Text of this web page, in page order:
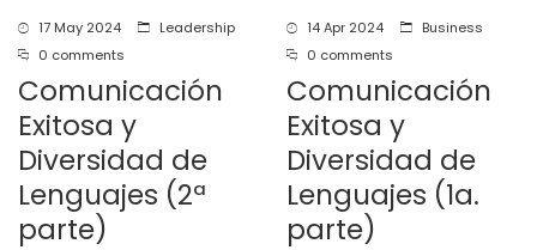
17 May 2024
Leadership
0 comments
Comunicación
Exitosa y
Diversidad de
Lenguajes (2ª
parte)
14 Apr 2024
Business
0 comments
Comunicación
Exitosa y
Diversidad de
Lenguajes (1a.
parte)